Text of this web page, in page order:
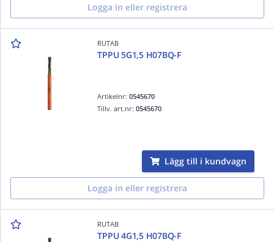
Logga in eller registrera
RUTAB
TPPU 5G1,5 H07BQ-F
Artikelnr:0545670
Tillv. art.nr:0545670
Lägg till i kundvagn
Logga in eller registrera
RUTAB
TPPU 4G1,5 H07BQ-F